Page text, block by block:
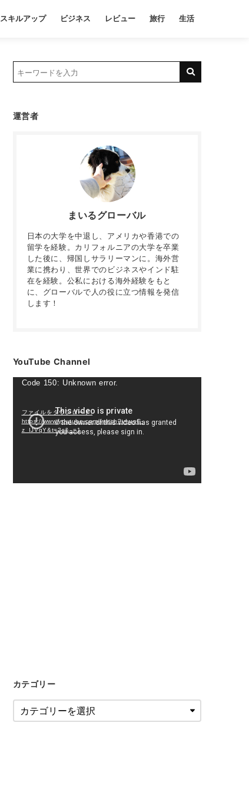
スキルアップ ビジネス レビュー 旅行 生活
運営者
まいるグローバル
日本の大学を中退し、アメリカや香港での
留学を経験。カリフォルニアの大学を卒業
した後に、帰国しサラリーマンに。海外営
業に携わり、世界でのビジネスやインド駐
在を経験。公私における海外経験をもと
に、グローバルで人の役に立つ情報を発信
します！
YouTube Channel
動
レ
Code 150: Unknown error.
ファイルをダウンロード:
https://www.youtube.com/watch?v=uoC-
z_IJVqY&t=2s&_=1
カテゴリー